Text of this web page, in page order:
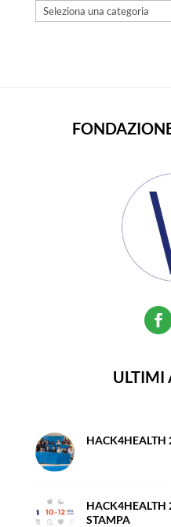
Categorie
ULTIMI
HACK4HEALTH
HACK4HEALTH
STAMPA